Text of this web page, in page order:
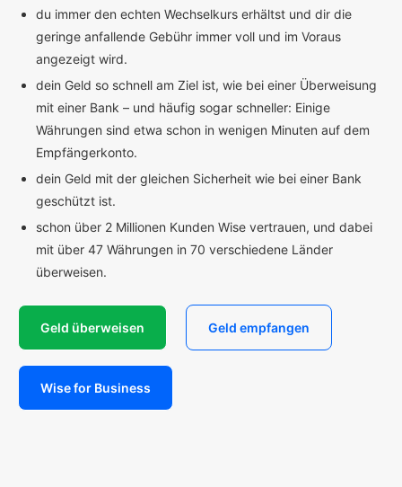
du immer den echten Wechselkurs erhältst und dir die
geringe anfallende Gebühr immer voll und im Voraus
angezeigt wird.
dein Geld so schnell am Ziel ist, wie bei einer Überweisung
mit einer Bank – und häufig sogar schneller: Einige
Währungen sind etwa schon in wenigen Minuten auf dem
Empfängerkonto.
dein Geld mit der gleichen Sicherheit wie bei einer Bank
geschützt ist.
schon über 2 Millionen Kunden Wise vertrauen, und dabei
mit über 47 Währungen in 70 verschiedene Länder
überweisen.
Geld überweisen Geld empfangen
Wise for Business